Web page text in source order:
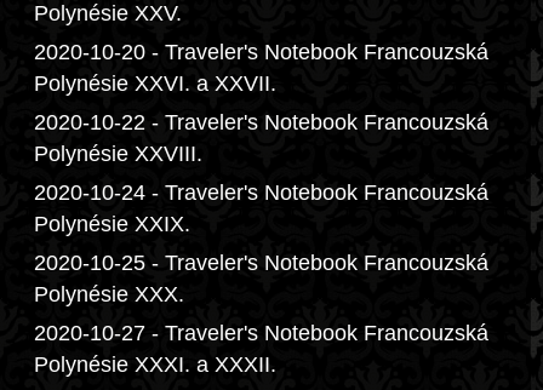
Polynésie XXV.
2020-10-20 - Traveler's Notebook Francouzská
Polynésie XXVI. a XXVII.
2020-10-22 - Traveler's Notebook Francouzská
Polynésie XXVIII.
2020-10-24 - Traveler's Notebook Francouzská
Polynésie XXIX.
2020-10-25 - Traveler's Notebook Francouzská
Polynésie XXX.
2020-10-27 - Traveler's Notebook Francouzská
Polynésie XXXI. a XXXII.